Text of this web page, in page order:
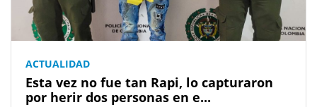
ACTUALIDAD
Esta vez no fue tan Rapi, lo capturaron
por herir dos personas en e...